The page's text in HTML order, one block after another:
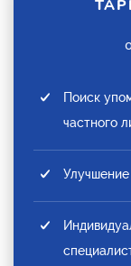
Поиск
частного